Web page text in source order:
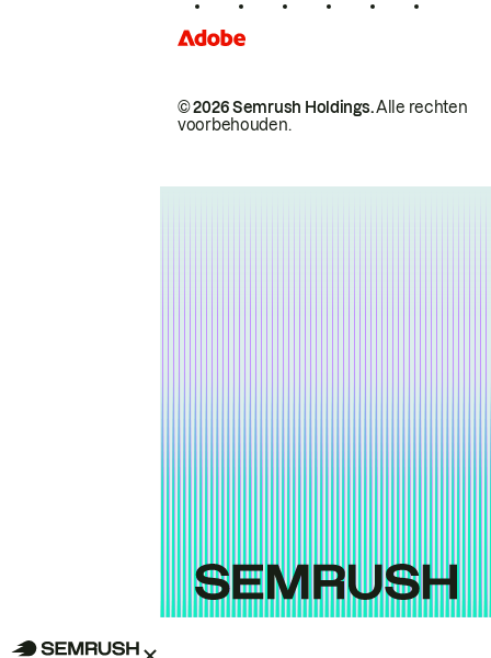
© 2026 Semrush Holdings.Alle rechten
voorbehouden.